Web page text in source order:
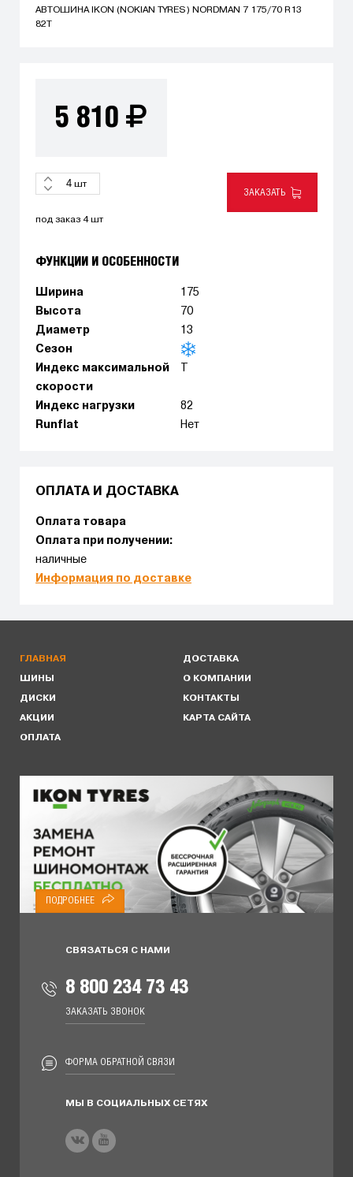
АВТОШИНА IKON (NOKIAN TYRES) NORDMAN 7 175/70 R13
82T
5 810
шт
ЗАКАЗАТЬ
под заказ 4 шт
ФУНКЦИИ И ОСОБЕННОСТИ
Ширина
175
Высота
70
Диаметр
13
Сезон
Индекс максимальной
скорости
Индекс нагрузки
82
Runflat
Нет
ОПЛАТА И ДОСТАВКА
Оплата товара
Оплата при получении:
наличные
Информация по доставке
ГЛАВНАЯ
ШИНЫ
ДИСКИ
АКЦИИ
ОПЛАТА
ДОСТАВКА
О КОМПАНИИ
КОНТАКТЫ
КАРТА САЙТА
ПОДРОБНЕЕ
СВЯЗАТЬСЯ С НАМИ
8 800 234 73 43
ЗАКАЗАТЬ ЗВОНОК
ФОРМА ОБРАТНОЙ СВЯЗИ
МЫ В СОЦИАЛЬНЫХ СЕТЯХ